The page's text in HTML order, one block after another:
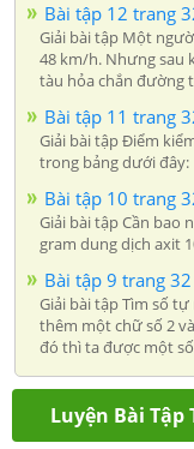
Bài tập 12 trang
Giải bài tập Một
48 km/h. Nhưng sau
tàu hỏa chắn đường
Bài tập 11 trang
Giải bài tập Điểm
trong bảng dưới đây:
Bài tập 10 trang
Giải bài tập Cần bao
gram dung dịch axit
Bài tập 9 trang
Giải bài tập Tìm số
thêm một chữ số 2
đó thì ta được một
Luyện Bài Tập